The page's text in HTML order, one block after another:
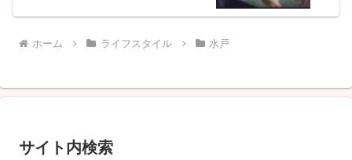
ホーム ライフスタイル 水戸
サイト内検索